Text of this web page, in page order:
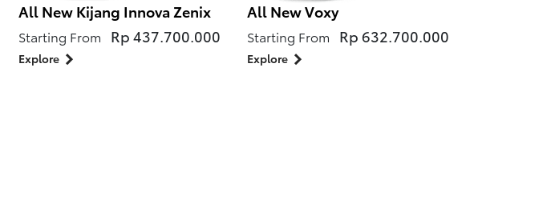
All New Kijang Innova Zenix
Starting From Rp 437.700.000
Explore
All New Voxy
Starting From Rp 632.700.000
Explore